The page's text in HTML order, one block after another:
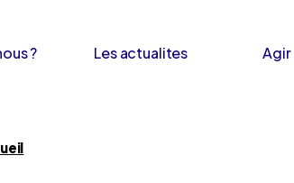
? Les actualites Agir